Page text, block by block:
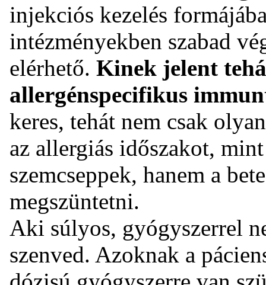
injekciós kezelés
intézményekben szabad
elérhető. Kinek jelent
allergénspecifikus
keres, tehát nem csak
az allergiás időszakot,
szemcseppek, hanem a
megszüntetni.
Aki súlyos, gyógyszerrel
szenved. Azoknak a